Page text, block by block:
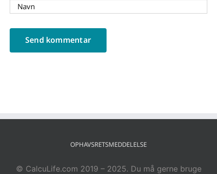
OPHAVSRETSMEDDELELSE
© CalcuLife.com 2019 – 2025. Du må gerne bruge